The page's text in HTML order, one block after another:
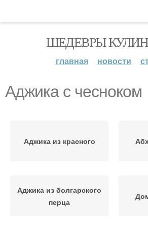
ШЕДЕВРЫ
главная новости
Аджика с чесноком
Аджика из красного
Аджика из болгарского
перца